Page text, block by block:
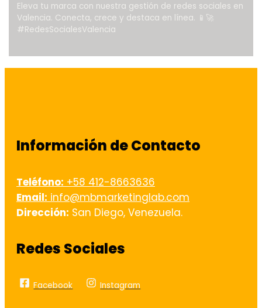
Eleva tu marca con nuestra gestión de redes sociales en
Valencia. Conecta, crece y destaca en línea. 📱🚀
#RedesSocialesValencia
Información de Contacto
Teléfono: +58 412-8663636
Email: info@mbmarketinglab.com
Dirección: San Diego, Venezuela.
Redes Sociales
Facebook Instagram